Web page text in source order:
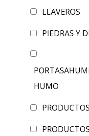
LLAVEROS
PIEDRAS Y
HUMO